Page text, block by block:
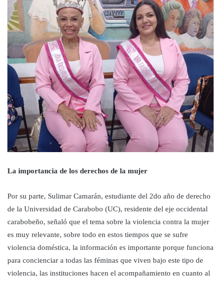
La importancia de los derechos de la mujer
Por su parte, Sulimar Camarán, estudiante del 2do año de derecho
de la Universidad de Carabobo (UC), residente del eje occidental
carabobeño, señaló que el tema sobre la violencia contra la mujer
es muy relevante, sobre todo en estos tiempos que se sufre
violencia doméstica, la información es importante porque funciona
para concienciar a todas las féminas que viven bajo este tipo de
violencia, las instituciones hacen el acompañamiento en cuanto al